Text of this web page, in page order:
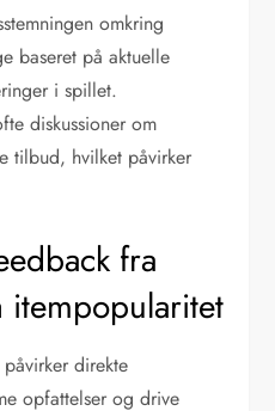
omkring
baseret på aktuelle
i spillet.
diskussioner om
tilbud, hvilket påvirker
fra
direkte
opfattelser og drive